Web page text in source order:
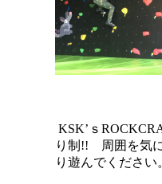
KSK’ｓ
り制!! 周囲を気
り遊んでください